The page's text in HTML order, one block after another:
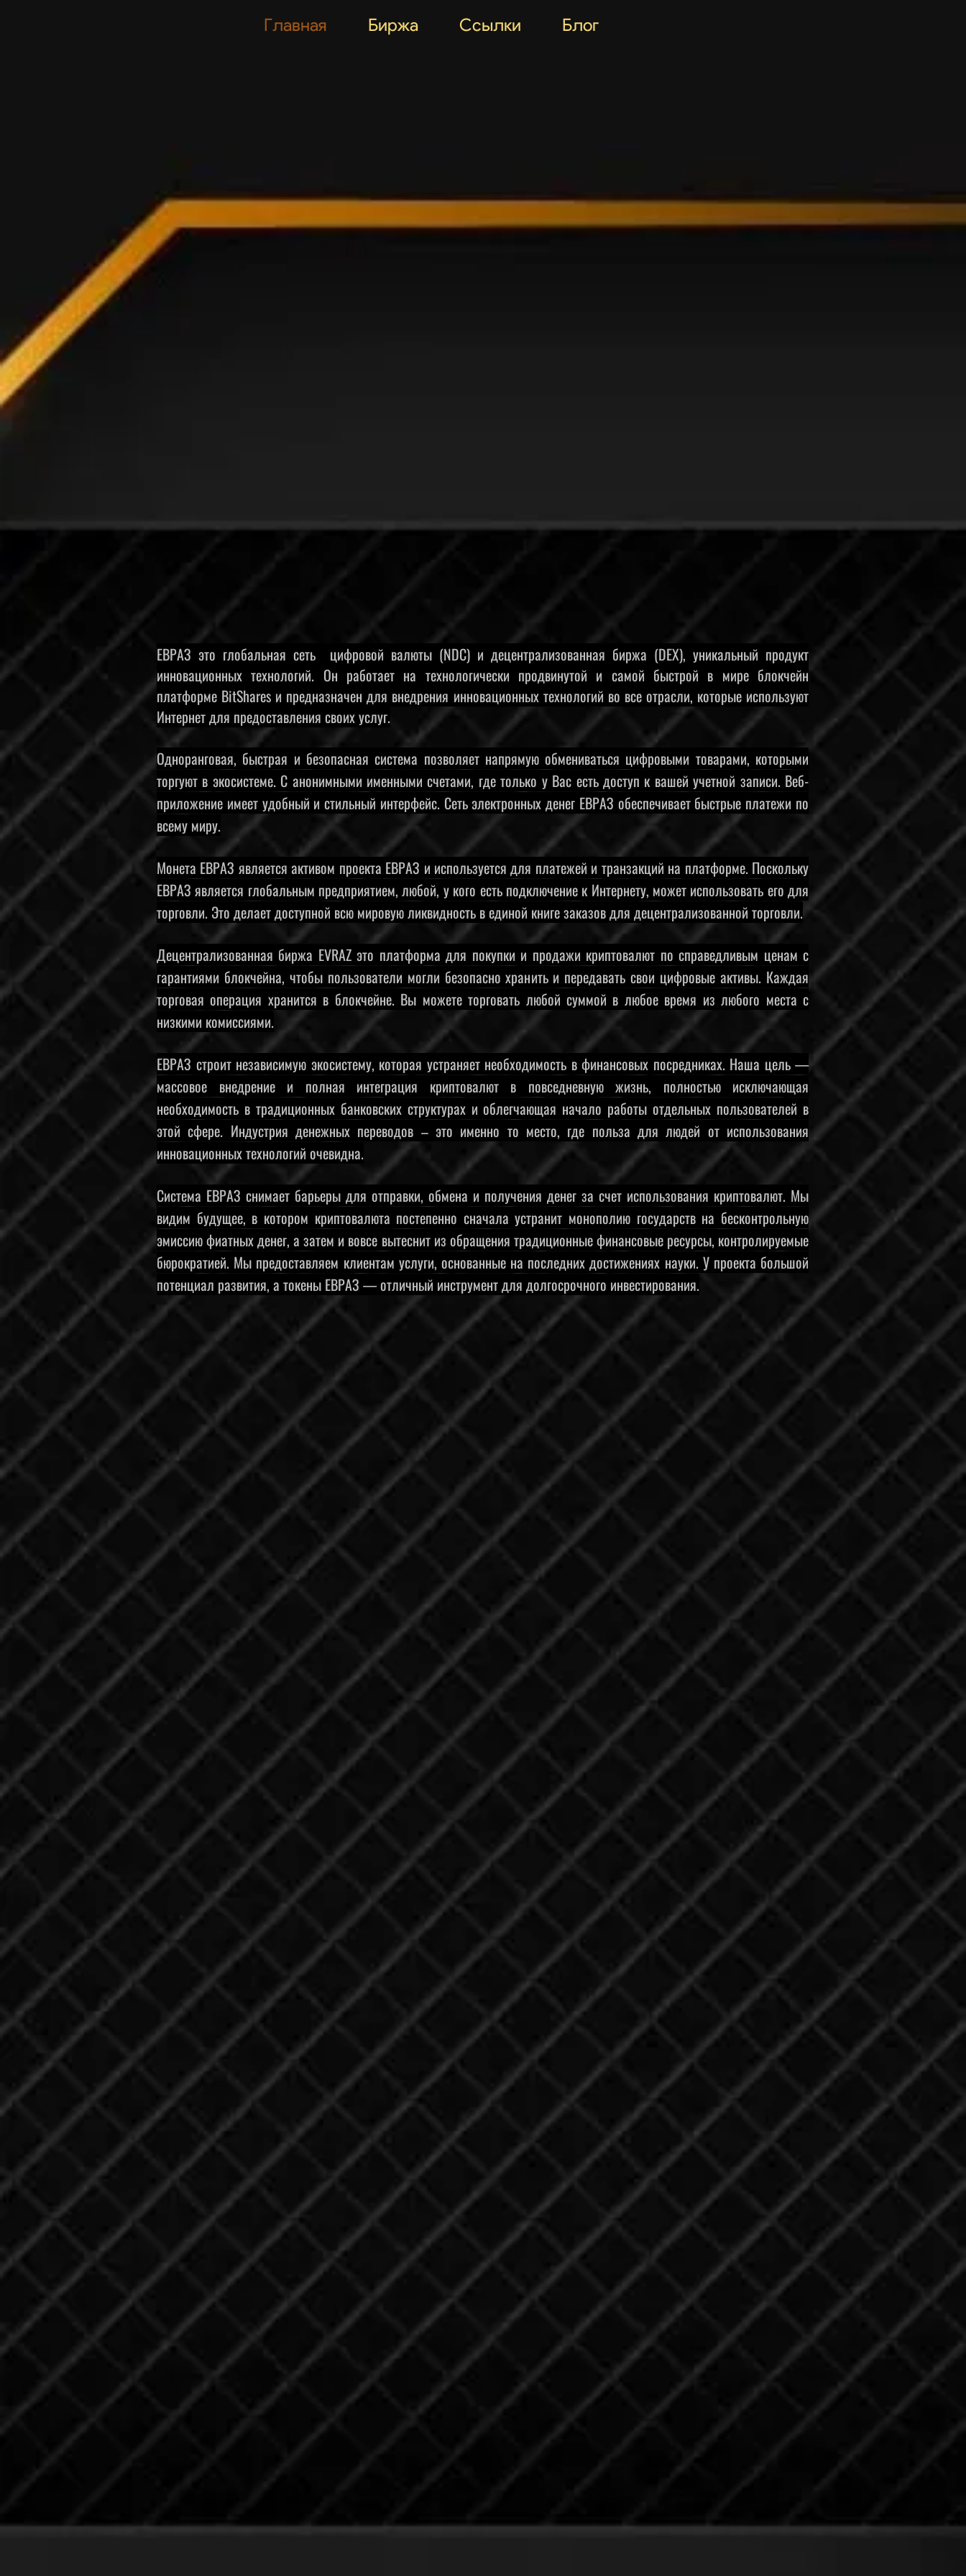
Главная Биржа Ссылки Блог
ЕВРАЗ это глобальная сеть цифровой валюты (NDC) и децентрализованная биржа (DEX), уникальный продукт
инновационных технологий. Он работает на технологически продвинутой и самой быстрой в мире блокчейн
платформе BitShares и предназначен для внедрения инновационных технологий во все отрасли, которые используют
Интернет для предоставления своих услуг.
Одноранговая, быстрая и безопасная система позволяет напрямую обмениваться цифровыми товарами, которыми
торгуют в экосистеме. С анонимными именными счетами, где только у Вас есть доступ к вашей учетной записи. Веб-
приложение имеет удобный и стильный интерфейс. Сеть электронных денег ЕВРАЗ обеспечивает быстрые платежи по
всему миру.
Монета ЕВРАЗ является активом проекта ЕВРАЗ и используется для платежей и транзакций на платформе. Поскольку
ЕВРАЗ является глобальным предприятием, любой, у кого есть подключение к Интернету, может использовать его для
торговли. Это делает доступной всю мировую ликвидность в единой книге заказов для децентрализованной торговли.
Децентрализованная биржа EVRAZ это платформа для покупки и продажи криптовалют по справедливым ценам с
гарантиями блокчейна, чтобы пользователи могли безопасно хранить и передавать свои цифровые активы. Каждая
торговая операция хранится в блокчейне. Вы можете торговать любой суммой в любое время из любого места с
низкими комиссиями.
ЕВРАЗ строит независимую экосистему, которая устраняет необходимость в финансовых посредниках. Наша цель —
массовое внедрение и полная интеграция криптовалют в повседневную жизнь, полностью исключающая
необходимость в традиционных банковских структурах и облегчающая начало работы отдельных пользователей в
этой сфере. Индустрия денежных переводов – это именно то место, где польза для людей от использования
инновационных технологий очевидна.
Система ЕВРАЗ снимает барьеры для отправки, обмена и получения денег за счет использования криптовалют. Мы
видим будущее, в котором криптовалюта постепенно сначала устранит монополию государств на бесконтрольную
эмиссию фиатных денег, а затем и вовсе вытеснит из обращения традиционные финансовые ресурсы, контролируемые
бюрократией. Мы предоставляем клиентам услуги, основанные на последних достижениях науки. У проекта большой
потенциал развития, а токены ЕВРАЗ — отличный инструмент для долгосрочного инвестирования.